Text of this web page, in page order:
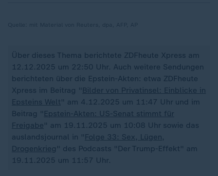
Über dieses Thema berichtete ZDFheute Xpress am
12.12.2025 um 22:50 Uhr. Auch weitere Sendungen
berichteten über die Epstein-Akten: etwa ZDFheute
Xpress im Beitrag " Bilder von Privatinsel: Einblicke in
Epsteins Welt" am 4.12.2025 um 11:47 Uhr und im
Beitrag " Epstein-Akten: US-Senat stimmt für
Freigabe" am 19.11.2025 um 10:08 Uhr sowie das
auslandsjournal in " Folge 33: Sex, Lügen,
Drogenkrieg " des Podcasts "Der Trump-Effekt" am
19.11.2025 um 11:57 Uhr.